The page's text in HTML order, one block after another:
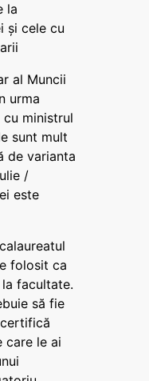
la
și cele cu
al Muncii
urma
ministrul
sunt mult
de varianta
/
este
folosit ca
facultate.
să fie
care le ai